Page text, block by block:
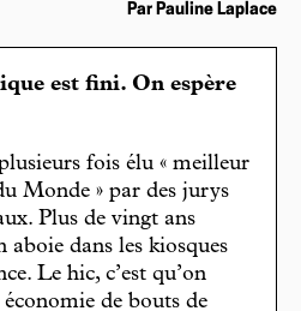
Par Pauline Laplace
est fini. On espère
fois élu « meilleur
Monde » par des jurys
Plus de vingt ans
aboie dans les kiosques
Le hic, c’est qu’on
de bouts de